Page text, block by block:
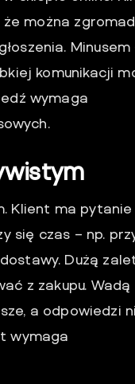
można
Minusem
komunikacji
wymaga
Klient ma pytanie
się czas – np.
Dużą
z zakupu. Wadą
a odpowiedzi
wymaga